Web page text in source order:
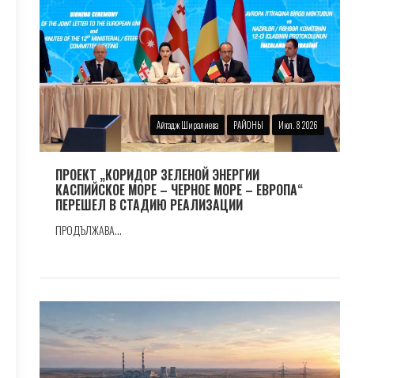
Айтадж Ширалиева РАЙОНЫ Июл. 8 2026
ПРОЕКТ „КОРИДОР ЗЕЛЕНОЙ ЭНЕРГИИ
КАСПИЙСКОЕ МОРЕ – ЧЕРНОЕ МОРЕ – ЕВРОПА“
ПЕРЕШЕЛ В СТАДИЮ РЕАЛИЗАЦИИ
ПРОДЪЛЖАВА...